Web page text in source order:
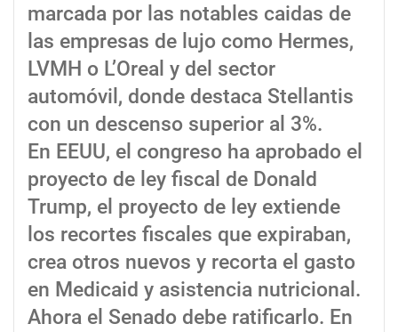
marcada por las notables caidas de
las empresas de lujo como Hermes,
LVMH o L’Oreal y del sector
automóvil, donde destaca Stellantis
con un descenso superior al 3%.
En EEUU, el congreso ha aprobado el
proyecto de ley fiscal de Donald
Trump, el proyecto de ley extiende
los recortes fiscales que expiraban,
crea otros nuevos y recorta el gasto
en Medicaid y asistencia nutricional.
Ahora el Senado debe ratificarlo. En